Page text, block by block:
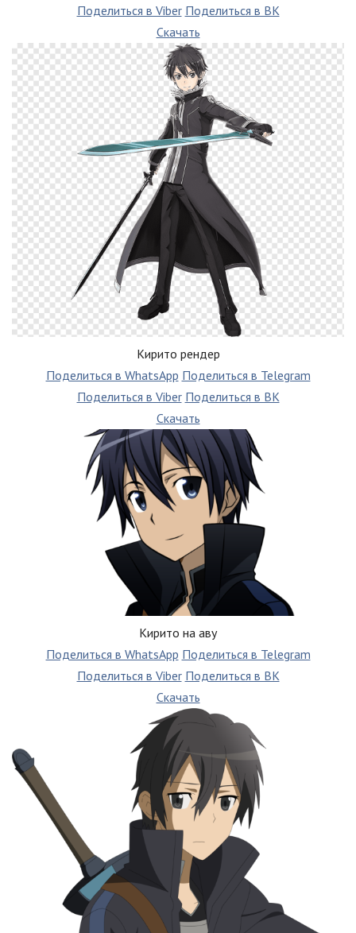
Поделиться в Viber Поделиться в ВК
Скачать
Кирито рендер
Поделиться в WhatsApp Поделиться в Telegram
Поделиться в Viber Поделиться в ВК
Скачать
Кирито на аву
Поделиться в WhatsApp Поделиться в Telegram
Поделиться в Viber Поделиться в ВК
Скачать